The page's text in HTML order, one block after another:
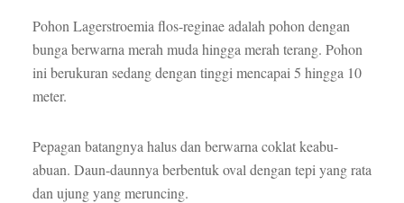
Pohon Lagerstroemia flos-reginae adalah pohon dengan
bunga berwarna merah muda hingga merah terang. Pohon
ini berukuran sedang dengan tinggi mencapai 5 hingga 10
meter.
Pepagan batangnya halus dan berwarna coklat keabu-
abuan. Daun-daunnya berbentuk oval dengan tepi yang rata
dan ujung yang meruncing.